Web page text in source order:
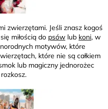
zwierzętami. Jeśli znasz kogoś
miłością do psów lub koni, w
motywów, które
które nie są całkiem
lub magiczny jednorożec